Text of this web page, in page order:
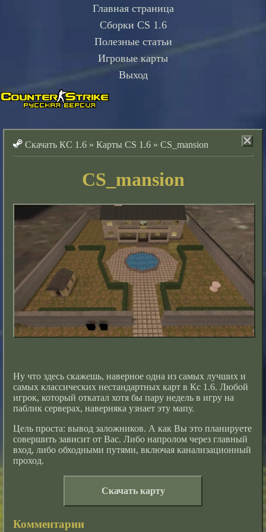
Главная страница
Сборки CS 1.6
Полезные статьи
Игровые карты
Выход
Скачать КС 1.6 »Карты CS 1.6 »CS_mansion
CS_mansion
Ну что здесь скажешь, наверное одна из самых лучших и
самых классических нестандартных карт в Кс 1.6. Любой
игрок, который откатал хотя бы пару недель в игру на
паблик серверах, наверняка узнает эту мапу.
Цель проста: вывод заложников. А как Вы это планируете
совершить зависит от Вас. Либо напролом через главный
вход, либо обходными путями, включая канализационный
проход.
Скачать карту
Комментарии